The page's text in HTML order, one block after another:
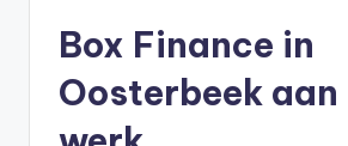
Box Finance in
Oosterbeek aan